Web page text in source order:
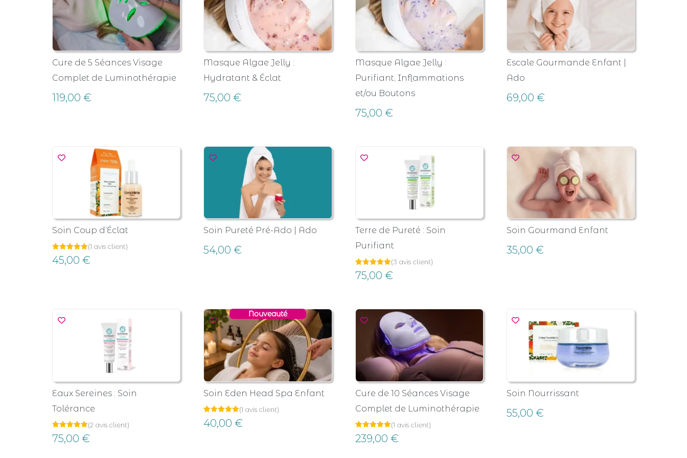
Cure de 5 Séances Visage
Complet de Luminothérapie
119,00 €
Masque Algae Jelly :
Hydratant & Éclat
75,00€
Masque Algae Jelly :
Purifiant, Inflammations
et/ou Boutons
75,00 €
Escale Gourmande Enfant |
Ado
69,00 €
Soin Coup d’Éclat
Noté
5.00
1
(1 avis client)
45,00 €
Soin Pureté Pré-Ado | Ado
54,00€
Terre de Pureté : Soin
Purifiant
Noté
5.00
3
(3 avis client)
75,00 €
Soin Gourmand Enfant
35,00 €
Eaux Sereines : Soin
Tolérance
Noté
5.00
2
(2 avis client)
75,00 €
Nouveauté
Soin Eden Head Spa Enfant
Noté
5.00
1
(1 avis client)
40,00€
Cure de 10 Séances Visage
Complet de Luminothérapie
Noté
5.00
1
(1 avis client)
239,00 €
Soin Nourrissant
55,00 €